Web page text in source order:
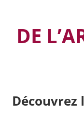
DE
Découvrez